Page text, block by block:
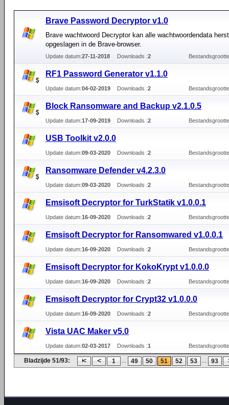
Brave Password Decryptor v1.0
Brave wachtwoord Decryptor kan alle wachtwoordendata
opgeslagen in de Brave-browser.
Update datum:27-11-2018 Downloads :2
RF1 Password Generator v1.1.0
Update datum:04-02-2019 Downloads :2
Block Ransomware and Backup v2.1.0.5
Update datum:17-09-2019 Downloads :2
USB Toolkit v2.0.0
Update datum:09-03-2020 Downloads :2
Ransomware Defender v4.2.3.0
Update datum:09-03-2020 Downloads :2
Emsisoft Decryptor for TurkStatik v1.0.0.1
Update datum:16-09-2020 Downloads :2
Emsisoft Decryptor for Ransomwared v1.0.0.1
Update datum:16-09-2020 Downloads :2
Emsisoft Decryptor for KokoKrypt v1.0.0.0
Update datum:16-09-2020 Downloads :2
Emsisoft Decryptor for Crypt32 v1.0.0.0
Update datum:16-09-2020 Downloads :2
Vista UAC Maker v5.0
Update datum:02-03-2017 Downloads :1
Bladzijde 51/93: 1 ... 49 50 51 52 53 ... 93